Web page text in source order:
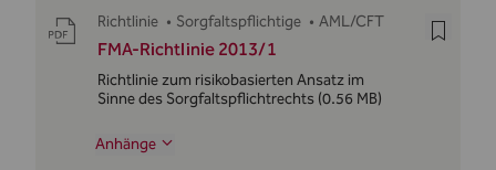
Richtlinie • Sorgfaltspflichtige • AML/CFT
FMA-Richtlinie 2013/1
Richtlinie zum risikobasierten Ansatz im
Sinne des Sorgfaltspflichtrechts (0.56 MB)
Anhänge